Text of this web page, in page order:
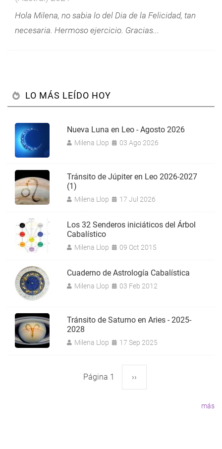
Hola Milena, no sabia lo del Dia de la Felicidad, tan
necesaria. Hermoso ejercicio. Gracias...
LO MÁS LEÍDO HOY
Nueva Luna en Leo - Agosto 2026
Milena Llop 03 Ago 2026
Tránsito de Júpiter en Leo 2026-2027
(1)
Milena Llop 17 Jul 2026
Los 32 Senderos iniciáticos del Árbol
Cabalístico
Milena Llop 09 Oct 2015
Cuaderno de Astrología Cabalística
Milena Llop 03 Feb 2012
Tránsito de Saturno en Aries - 2025-
2028
Milena Llop 17 Sep 2025
Página 1 Siguiente
››
más